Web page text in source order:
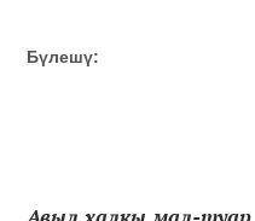
Бүлешү: